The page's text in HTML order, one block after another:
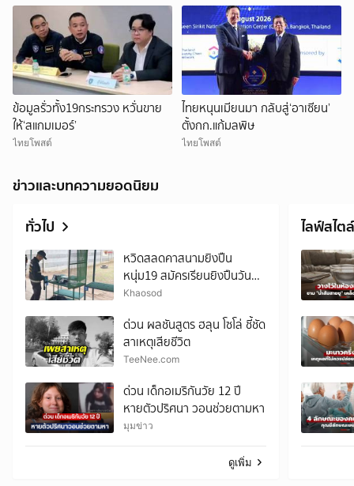
ข้อมูลรั่วทั้ง19กระทรวง หวั่นขาย
ให้‘สแกมเมอร์’
ไทยโพสต์
ไทยหนุนเมียนมา กลับสู่‘อาเซียน’
ตั้งกก.แก้มลพิษ
ไทยโพสต์
ข่าวและบทความยอดนิยม
ทั่วไป
หวิดสลดคาสนามยิงปืน
หนุ่ม19 สมัครเรียนยิงปืนวัน
แรก กระสุนเจาะท้ายทอย เร่งยื้อ
Khaosod
ด่วน ผลชันสูตร ฮลุน โซโล่ ชี้ชัด
สาเหตุเสียชีวิต
TeeNee.com
ด่วน เด็กอเมริกันวัย 12 ปี
หายตัวปริศนา วอนช่วยตามหา
มุมข่าว
ดูเพิ่ม
ไลฟ์สไตล์